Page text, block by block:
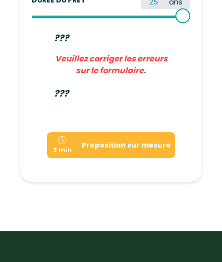
???
Veuillez corriger les erreurs
sur le formulaire.
???
3 min Proposition sur mesure